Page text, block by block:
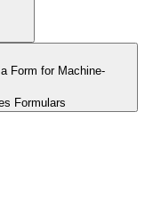
Form for Machine-
Formulars